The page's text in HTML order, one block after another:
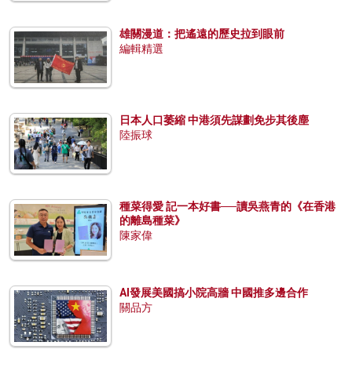
雄關漫道：把遙遠的歷史拉到眼前
編輯精選
日本人口萎縮 中港須先謀劃免步其後塵
陸振球
種菜得愛 記一本好書──讀吳燕青的《在香港
的離島種菜》
陳家偉
AI發展美國搞小院高牆 中國推多邊合作
關品方